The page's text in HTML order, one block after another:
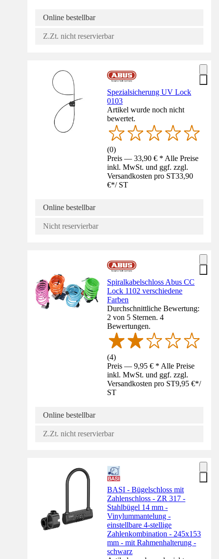
Online bestellbar
Z.Zt. nicht reservierbar
Spezialsicherung UV Lock
0103
Artikel wurde noch nicht
bewertet.
(0)
Preis — 33,90 € * Alle Preise
inkl. MwSt. und ggf. zzgl.
Versandkosten pro ST33,90
€*/ ST
Online bestellbar
Nicht reservierbar
Spiralkabelschloss Abus CC
Lock 1102 verschiedene
Farben
Durchschnittliche Bewertung:
2 von 5 Sternen. 4
Bewertungen.
(4)
Preis — 9,95 € * Alle Preise
inkl. MwSt. und ggf. zzgl.
Versandkosten pro ST9,95 €*/
ST
Online bestellbar
Z.Zt. nicht reservierbar
BASI - Bügelschloss mit
Zahlenschloss - ZR 317 -
Stahlbügel 14 mm -
Vinylummantelung -
einstellbare 4-stellige
Zahlenkombination - 245x153
mm - mit Rahmenhalterung -
schwarz